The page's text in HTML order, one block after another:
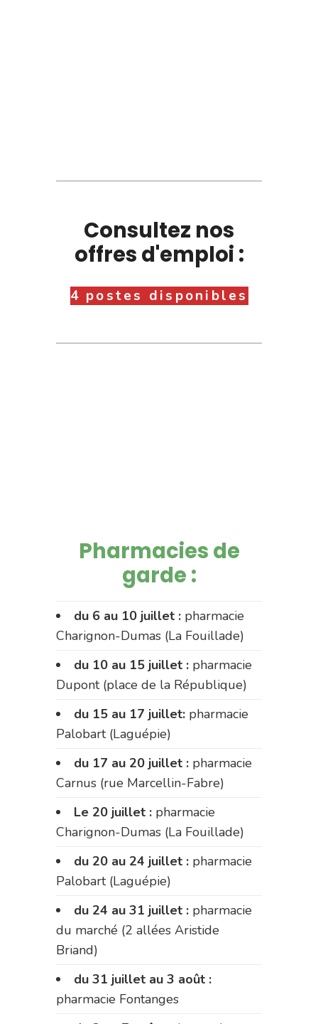
Consultez nos
offres d'emploi :
4 postes disponibles
Pharmacies de
garde :
du 6 au 10 juillet : pharmacie
Charignon-Dumas (La Fouillade)
du 10 au 15 juillet : pharmacie
Dupont (place de la République)
du 15 au 17 juillet: pharmacie
Palobart (Laguépie)
du 17 au 20 juillet : pharmacie
Carnus (rue Marcellin-Fabre)
Le 20 juillet : pharmacie
Charignon-Dumas (La Fouillade)
du 20 au 24 juillet : pharmacie
Palobart (Laguépie)
du 24 au 31 juillet : pharmacie
du marché (2 allées Aristide
Briand)
du 31 juillet au 3 août :
pharmacie Fontanges